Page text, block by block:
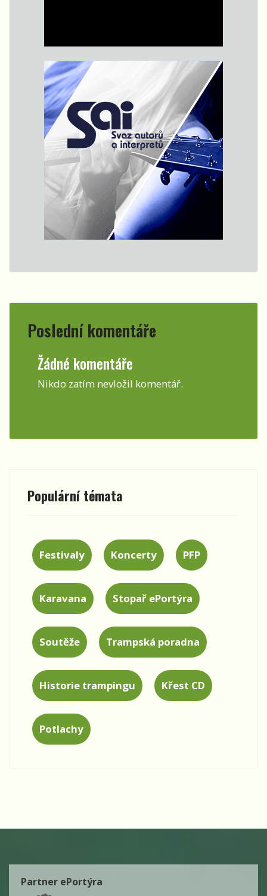
Poslední komentáře
Žádné komentáře
Nikdo zatím nevložil komentář.
Populární témata
Festivaly Koncerty PFP
Karavana Stopař ePortýra
Soutěže Trampská poradna
Historie trampingu Křest CD
Potlachy
Partner ePortýra